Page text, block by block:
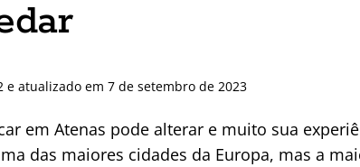
e atualizado em 7 de setembro de 2023
em Atenas pode alterar e muito sua
das maiores cidades da Europa, mas a